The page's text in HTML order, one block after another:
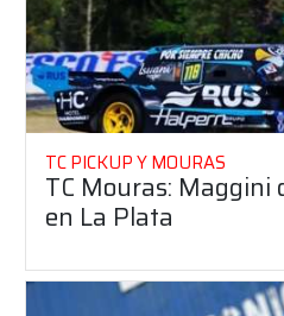
TC PICKUP Y MOURAS
TC Mouras: Maggini
en La Plata